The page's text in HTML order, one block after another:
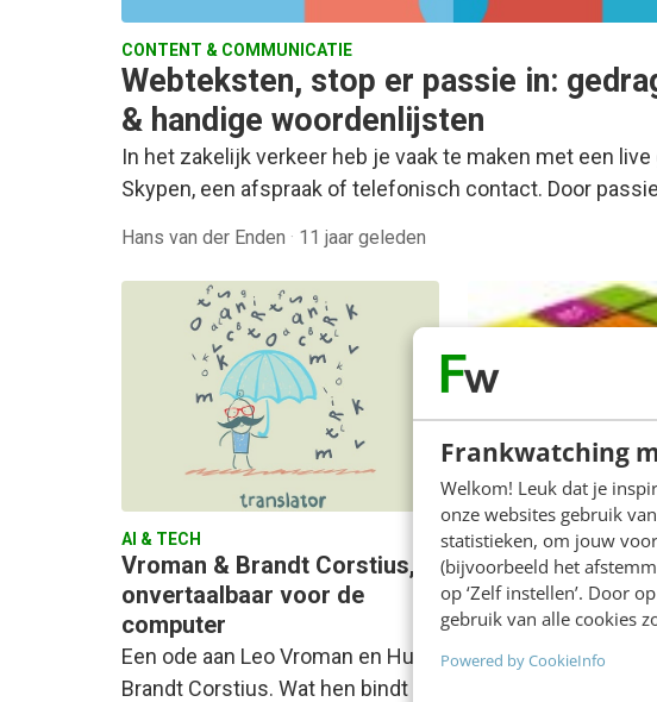
Frankwatching
Welkom! Leuk dat je
onze websites gebruik
statistieken, om jouw
(bijvoorbeeld het
op ‘Zelf instellen’. Door
gebruik van alle cookies
Powered by CookieInfo
CONTENT & COMMUNICATIE
Webteksten, stop er passie in:
& handige woordenlijsten
In het zakelijk verkeer heb je vaak te maken met een live
Skypen, een afspraak of telefonisch contact. Door
Hans van der Enden · 11 jaar geleden
AI & TECH
Vroman & Brandt Corstius,
onvertaalbaar voor de
computer
Een ode aan Leo Vroman en Hugo
Brandt Corstius. Wat hen bindt is
MARKETING
Semantic
oplossing voor
spraakgebrek?